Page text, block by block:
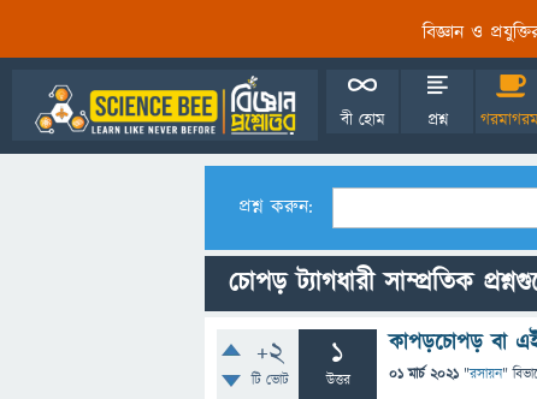
বিজ্ঞান ও
বী হোম প্রশ্ন
প্রশ্ন করুন:
চোপড় ট্যাগধারী সাম্প্রতিক
+2
টি ভোট
1
উত্তর
কাপড়চোপড় বা এই
01 মার্চ 2021 "রসায়ন"